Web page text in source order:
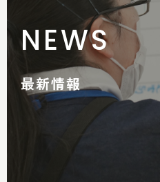
NEWS
最新情報